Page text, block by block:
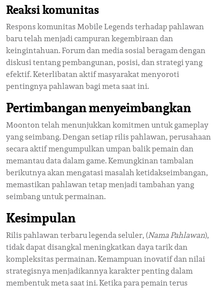
Reaksi komunitas
Respons komunitas Mobile Legends terhadap pahlawan
baru telah menjadi campuran kegembiraan dan
keingintahuan. Forum dan media sosial beragam dengan
diskusi tentang pembangunan, posisi, dan strategi yang
efektif. Keterlibatan aktif masyarakat menyoroti
pentingnya pahlawan bagi meta saat ini.
Pertimbangan menyeimbangkan
Moonton telah menunjukkan komitmen untuk gameplay
yang seimbang. Dengan setiap rilis pahlawan, perusahaan
secara aktif mengumpulkan umpan balik pemain dan
memantau data dalam game. Kemungkinan tambalan
berikutnya akan mengatasi masalah ketidakseimbangan,
memastikan pahlawan tetap menjadi tambahan yang
seimbang untuk permainan.
Kesimpulan
Rilis pahlawan terbaru legenda seluler, (Nama Pahlawan),
tidak dapat disangkal meningkatkan daya tarik dan
kompleksitas permainan. Kemampuan inovatif dan nilai
strategisnya menjadikannya karakter penting dalam
membentuk meta saat ini. Ketika para pemain terus